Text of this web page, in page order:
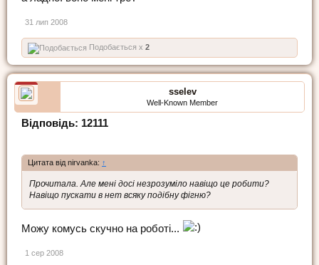
31 лип 2008
Подобається x 2
sselev
Well-Known Member
Відповідь: 12111
Цитата від nirvanka: ↑
Прочитала. Але мені досі незрозуміло навіщо це робити?
Навіщо пускати в нет всяку подібну фігню?
Можу комусь скучно на роботі...
1 сер 2008